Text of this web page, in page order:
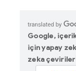
Google,
için yapay
zeka